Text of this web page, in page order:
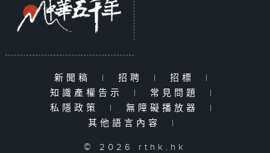
新聞稿 | 招聘 | 招標
|
知識產權告示
| 常見問題
|
私隱政策
| 無障礙播放器
|
其他語言內容
|
© 2026 rthk.hk